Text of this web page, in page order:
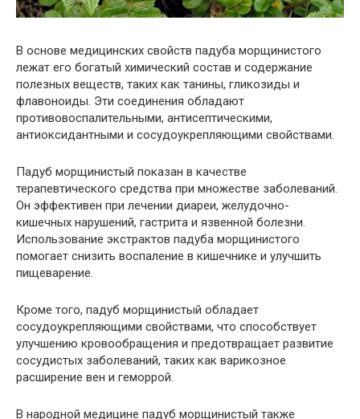
В основе медицинских свойств падуба морщинистого
лежат его богатый химический состав и содержание
полезных веществ, таких как танины, гликозиды и
флавоноиды. Эти соединения обладают
противовоспалительными, антисептическими,
антиоксидантными и сосудоукрепляющими свойствами.
Падуб морщинистый показан в качестве
терапевтического средства при множестве заболеваний.
Он эффективен при лечении диареи, желудочно-
кишечных нарушений, гастрита и язвенной болезни.
Использование экстрактов падуба морщинистого
помогает снизить воспаление в кишечнике и улучшить
пищеварение.
Кроме того, падуб морщинистый обладает
сосудоукрепляющими свойствами, что способствует
улучшению кровообращения и предотвращает развитие
сосудистых заболеваний, таких как варикозное
расширение вен и геморрой.
В народной медицине падуб морщинистый также